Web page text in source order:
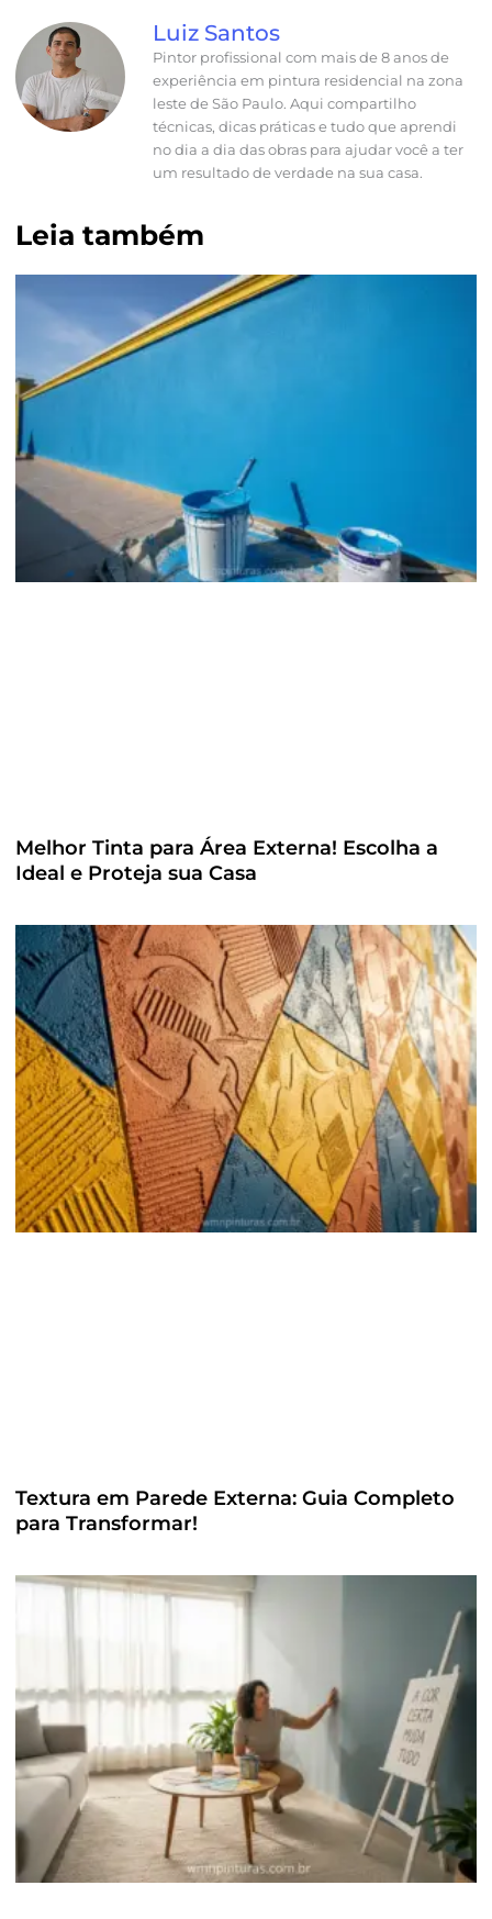
Luiz Santos
Pintor profissional com mais de 8 anos de
experiência em pintura residencial na zona
leste de São Paulo. Aqui compartilho
técnicas, dicas práticas e tudo que aprendi
no dia a dia das obras para ajudar você a ter
um resultado de verdade na sua casa.
Leia também
Melhor Tinta para Área Externa! Escolha a
Ideal e Proteja sua Casa
Textura em Parede Externa: Guia Completo
para Transformar!